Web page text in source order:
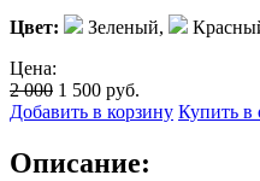
Цвет: Зеленый,
Цена:
2 000 1 500 руб.
Добавить в корзину Купить в
Описание: